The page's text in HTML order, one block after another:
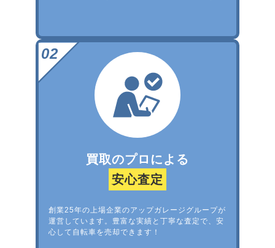
買取のプロによる
安心査定
創業25年の上場企業のアップガレージグループが
運営しています。豊富な実績と丁寧な査定で、安
心して自転車を売却できます！